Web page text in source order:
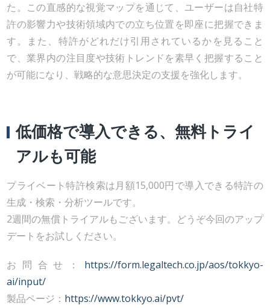
た。この直感的な視覚マップを通じて、ユーザーは自社特
許の影響力や技術領域内での立ち位置を即座に把握できま
す。また、特許がどれだけ引用されているかを見ること
で、業界内の注目度や技術トレンドを素早く把握すること
が可能になり、戦略的な意思決定の支援を強化します。
低価格で導入できる、無料トライ
アルも可能
プライベート特許検索は月額15,000円で導入できる特許の
生成・検索・分析ツールです。
2週間の無償トライアルもございます。どうぞ今回のアップ
デートをお試しください。
お問合せ： https://form.legaltech.co.jp/aos/tokkyo-
ai/input/
製品ページ： https://www.tokkyo.ai/pvt/